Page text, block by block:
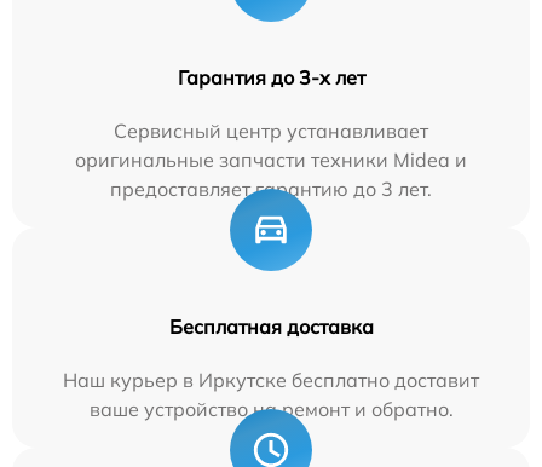
Гарантия до 3-х лет
Сервисный центр устанавливает
оригинальные запчасти техники Midea и
предоставляет гарантию до 3 лет.
Бесплатная доставка
Наш курьер в Иркутске бесплатно доставит
ваше устройство на ремонт и обратно.